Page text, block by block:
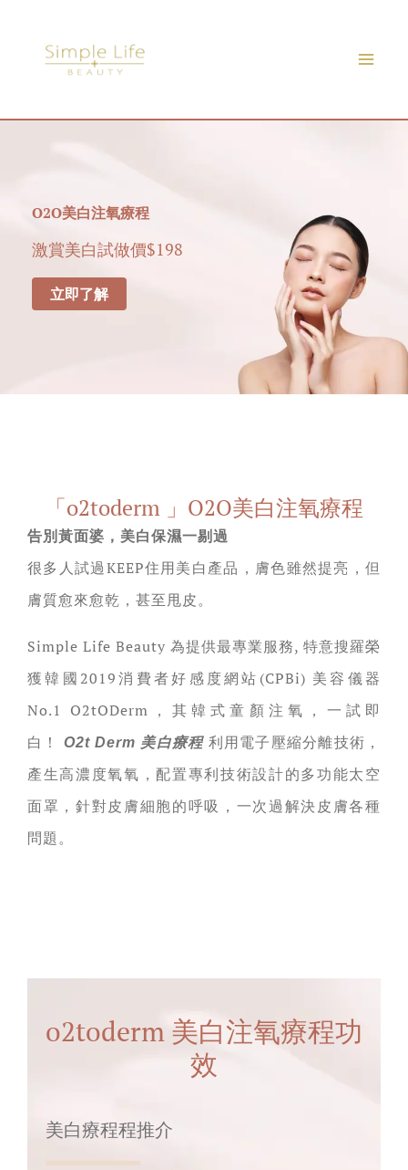
content
O2O美白注氧療程
激賞美白試做價$198
立即了解
「o2toderm 」O2O美白注氧療程
告別黃面婆，美白保濕一剔過
很多人試過KEEP住用美白產品，膚色雖然提亮，但
膚質愈來愈乾，甚至甩皮。
Simple Life Beauty 為提供最專業服務, 特意搜羅榮
獲韓國2019消費者好感度網站(CPBi) 美容儀器
No.1 O2tODerm，其韓式童顏注氧，一試即
白！
O2t Derm 美白療程 利用電子壓縮分離技術，
產生高濃度氧氧，配置專利技術設計的多功能太空
面罩，針對皮膚細胞的呼吸，一次過解決皮膚各種
問題。
o2toderm 美白注氧療程功
效
美白療程程推介